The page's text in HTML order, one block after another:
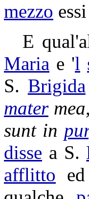
mezzo essi
E
Maria e 'l
S. Brigida
mater
sunt in
disse a S.
afflitto ed